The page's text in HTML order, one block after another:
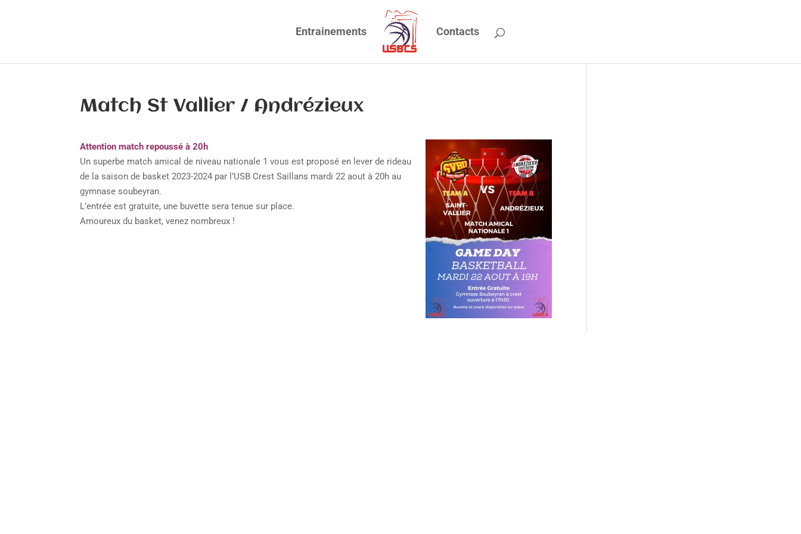
Entrainements Contacts
Match St Vallier / Andrézieux
Attention match repoussé à 20h
Un superbe match amical de niveau nationale 1 vous est proposé en lever de rideau
de la saison de basket 2023-2024 par l’USB Crest Saillans mardi 22 aout à 20h au
gymnase soubeyran.
L’entrée est gratuite, une buvette sera tenue sur place.
Amoureux du basket, venez nombreux !